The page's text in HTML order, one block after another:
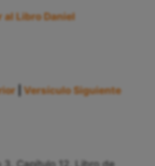
al Libro Daniel
Versículo Siguiente